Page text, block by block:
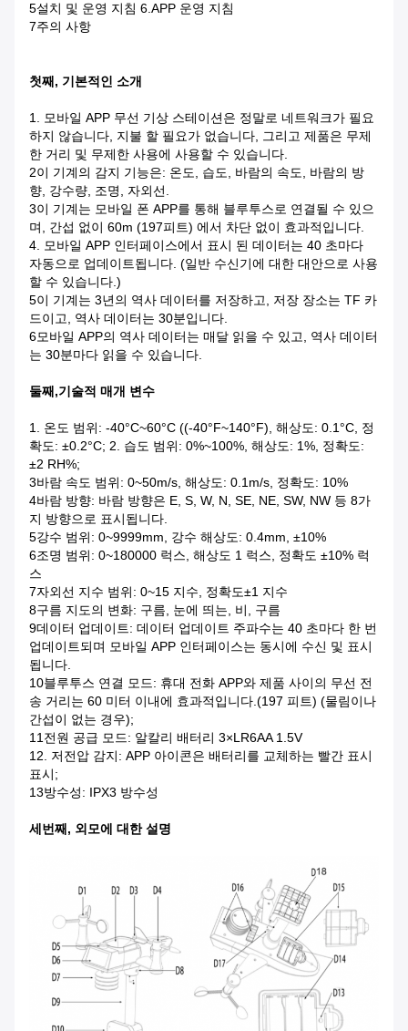
5설치 및 운영 지침 6.APP 운영 지침
7주의 사항
첫째, 기본적인 소개
1. 모바일 APP 무선 기상 스테이션은 정말로 네트워크가 필요
하지 않습니다, 지불 할 필요가 없습니다, 그리고 제품은 무제
한 거리 및 무제한 사용에 사용할 수 있습니다.
2이 기계의 감지 기능은: 온도, 습도, 바람의 속도, 바람의 방
향, 강수량, 조명, 자외선.
3이 기계는 모바일 폰 APP를 통해 블루투스로 연결될 수 있으
며, 간섭 없이 60m (197피트) 에서 차단 없이 효과적입니다.
4. 모바일 APP 인터페이스에서 표시 된 데이터는 40 초마다
자동으로 업데이트됩니다. (일반 수신기에 대한 대안으로 사용
할 수 있습니다.)
5이 기계는 3년의 역사 데이터를 저장하고, 저장 장소는 TF 카
드이고, 역사 데이터는 30분입니다.
6모바일 APP의 역사 데이터는 매달 읽을 수 있고, 역사 데이터
는 30분마다 읽을 수 있습니다.
둘째,기술적 매개 변수
1. 온도 범위: -40°C~60°C ((-40°F~140°F), 해상도: 0.1°C, 정
확도: ±0.2°C; 2. 습도 범위: 0%~100%, 해상도: 1%, 정확도:
±2 RH%;
3바람 속도 범위: 0~50m/s, 해상도: 0.1m/s, 정확도: 10%
4바람 방향: 바람 방향은 E, S, W, N, SE, NE, SW, NW 등 8가
지 방향으로 표시됩니다.
5강수 범위: 0~9999mm, 강수 해상도: 0.4mm, ±10%
6조명 범위: 0~180000 럭스, 해상도 1 럭스, 정확도 ±10% 럭
스
7자외선 지수 범위: 0~15 지수, 정확도±1 지수
8구름 지도의 변화: 구름, 눈에 띄는, 비, 구름
9데이터 업데이트: 데이터 업데이트 주파수는 40 초마다 한 번
업데이트되며 모바일 APP 인터페이스는 동시에 수신 및 표시
됩니다.
10블루투스 연결 모드: 휴대 전화 APP와 제품 사이의 무선 전
송 거리는 60 미터 이내에 효과적입니다.(197 피트) (물림이나
간섭이 없는 경우);
11전원 공급 모드: 알칼리 배터리 3×LR6AA 1.5V
12. 저전압 감지: APP 아이콘은 배터리를 교체하는 빨간 표시
표시;
13방수성: IPX3 방수성
세번째, 외모에 대한 설명